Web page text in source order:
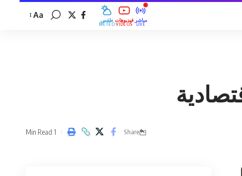
طقس
MÉTÉO
فيديوهات
VIDÉOS
مباشر
LIVE
Aa
Share
1 Min Read